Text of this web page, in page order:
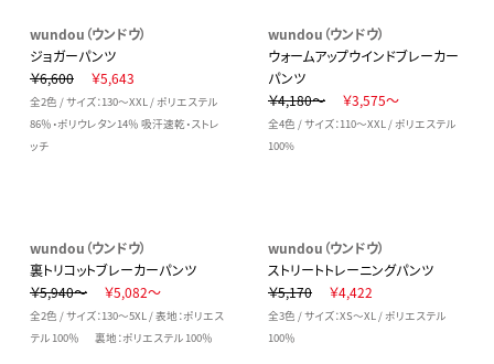
wundou（ウンドウ）
ジョガーパンツ
￥6,600
￥5,643
全2色 / サイズ：130～XXL / ポリエステル
86％・ポリウレタン14％ 吸汗速乾・ストレ
ッチ
wundou（ウンドウ）
ウォームアップウインドブレーカー
パンツ
￥4,180～
￥3,575～
全4色 / サイズ：110～XXL / ポリエステル
100%
wundou（ウンドウ）
裏トリコットブレーカーパンツ
￥5,940～
￥5,082～
全2色 / サイズ：130～5XL / 表地：ポリエス
テル 100％ 裏地：ポリエステル 100％
wundou（ウンドウ）
ストリートトレーニングパンツ
￥5,170
￥4,422
全3色 / サイズ：XS～XL / ポリエステル
100％